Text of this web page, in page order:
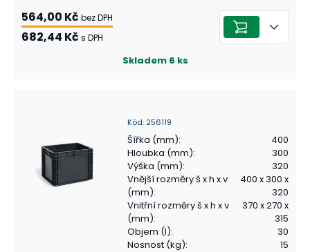
564,00 Kč bez DPH
682,44 Kč s DPH
Skladem 6 ks
Kód: 256119
Šířka (mm):
400
Hloubka (mm):
300
Výška (mm):
320
Vnější rozměry š x h x v
(mm):
400 x 300 x
320
Vnitřní rozměry š x h x v
(mm):
370 x 270 x
315
Objem (l):
30
Nosnost (kg): 15